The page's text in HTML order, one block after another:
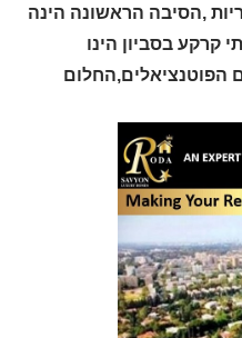
2 סיבות עיקריות ,הסיבה הראשונה הינה
קרקע בסביון הינו
הפוטנציאלים,החלום